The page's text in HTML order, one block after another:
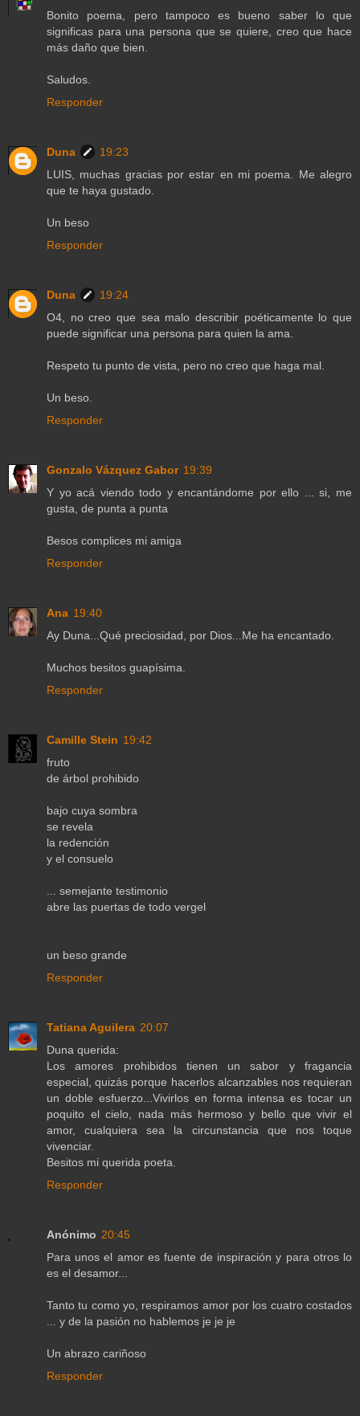
Bonito poema, pero tampoco es bueno saber lo que
significas para una persona que se quiere, creo que hace
más daño que bien.
Saludos.
Responder
Duna
19:23
LUIS, muchas gracias por estar en mi poema. Me alegro
que te haya gustado.
Un beso
Responder
Duna
19:24
O4, no creo que sea malo describir poéticamente lo que
puede significar una persona para quien la ama.
Respeto tu punto de vista, pero no creo que haga mal.
Un beso.
Responder
Gonzalo Vázquez Gabor 19:39
Y yo acá viendo todo y encantándome por ello ... si, me
gusta, de punta a punta
Besos complices mi amiga
Responder
Ana 19:40
Ay Duna...Qué preciosidad, por Dios...Me ha encantado.
Muchos besitos guapísima.
Responder
Camille Stein 19:42
fruto
de árbol prohibido
bajo cuya sombra
se revela
la redención
y el consuelo
... semejante testimonio
abre las puertas de todo vergel
un beso grande
Responder
Tatiana Aguilera 20:07
Duna querida:
Los amores prohibidos tienen un sabor y fragancia
especial, quizás porque hacerlos alcanzables nos requieran
un doble esfuerzo...Vivirlos en forma intensa es tocar un
poquito el cielo, nada más hermoso y bello que vivir el
amor, cualquiera sea la circunstancia que nos toque
vivenciar.
Besitos mi querida poeta.
Responder
Anónimo 20:45
Para unos el amor es fuente de inspiración y para otros lo
es el desamor...
Tanto tu como yo, respiramos amor por los cuatro costados
... y de la pasión no hablemos je je je
Un abrazo cariñoso
Responder